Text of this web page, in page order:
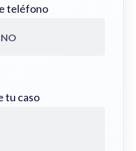
teléfono
tu caso